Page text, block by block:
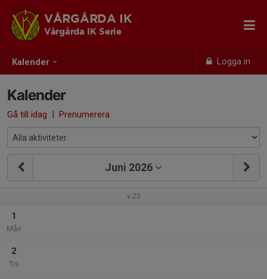
Kalender Logga in
VÅRGÅRDA IK
Vårgårda IK Serie
Kalender
Gå till idag | Prenumerera
Juni 2026
v.23
1
Mån
2
Tis